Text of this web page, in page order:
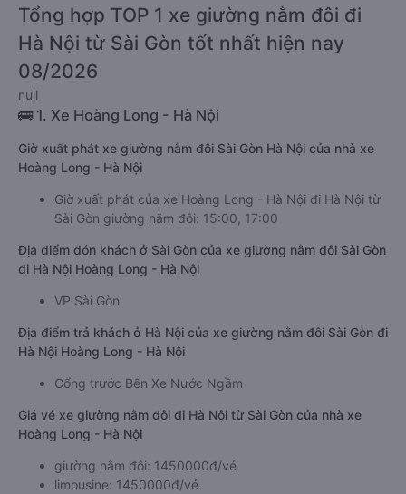
Tổng hợp TOP 1 xe giường nằm đôi đi
Hà Nội từ Sài Gòn tốt nhất hiện nay
08/2026
null
🚌 1. Xe Hoàng Long - Hà Nội
Giờ xuất phát xe giường nằm đôi Sài Gòn Hà Nội của nhà xe
Hoàng Long - Hà Nội
Giờ xuất phát của xe Hoàng Long - Hà Nội đi Hà Nội từ
Sài Gòn giường nằm đôi: 15:00, 17:00
Địa điểm đón khách ở Sài Gòn của xe giường nằm đôi Sài Gòn
đi Hà Nội Hoàng Long - Hà Nội
VP Sài Gòn
Địa điểm trả khách ở Hà Nội của xe giường nằm đôi Sài Gòn đi
Hà Nội Hoàng Long - Hà Nội
Cổng trước Bến Xe Nước Ngầm
Giá vé xe giường nằm đôi đi Hà Nội từ Sài Gòn của nhà xe
Hoàng Long - Hà Nội
giường nằm đôi: 1450000đ/vé
limousine: 1450000đ/vé